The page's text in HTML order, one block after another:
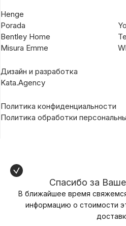
Henge
Porada
Bentley Home
Misura Emme
Дизайн и разработка
Kata.Agency
Политика конфиденциальности
Политика обработки
Спасибо за
В ближайшее время
информацию о стоимости